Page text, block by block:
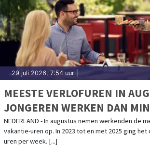
29 juli 2026, 7:54 uur
MEESTE VERLOFUREN IN
JONGEREN WERKEN DAN
UREN
NEDERLAND - In augustus nemen werkenden de
vakantie-uren op. In 2023 tot en met 2025 ging
uren per week. [...]